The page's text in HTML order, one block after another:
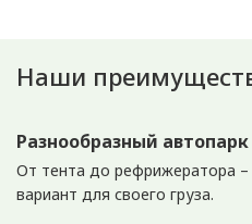
Наши
Разнообразный автопарк
От тента до рефрижератора
вариант для своего груза.